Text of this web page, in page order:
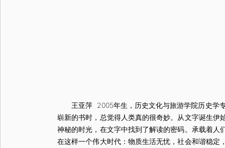
王亚萍 2005年生，历史文化与旅游学院历史学专
崭新的书时，总觉得人类真的很奇妙。从文字诞生
神秘的时光，在文字中找到了解读的密码。承载着
在这样一个伟大时代：物质生活无忧，社会和谐稳